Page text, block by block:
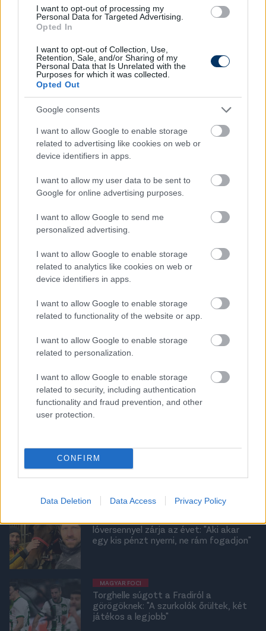
I want to opt-out of processing my
Personal Data for Targeted Advertising.
Opted In
I want to opt-out of Collection, Use,
Retention, Sale, and/or Sharing of my
Personal Data that Is Unrelated with the
Purposes for which it was collected.
Opted Out
Google consents
I want to allow Google to enable storage
related to advertising like cookies on web or
device identifiers in apps.
I want to allow my user data to be sent to
Google for online advertising purposes.
I want to allow Google to send me
personalized advertising.
I want to allow Google to enable storage
related to analytics like cookies on web or
device identifiers in apps.
I want to allow Google to enable storage
related to functionality of the website or app.
I want to allow Google to enable storage
related to personalization.
I want to allow Google to enable storage
related to security, including authentication
functionality and fraud prevention, and other
user protection.
CONFIRM
Data Deletion Data Access Privacy Policy
helyszíni beszámoló
OLDALHÁLÓ - CSAKFOCI LIGHT
Torghelle a Sztárbox után újabb
műsorban tűnik fel, a német
K.O.: Torghelle egy menet alatt 3-szor
padlóztatta ellenfelét, így lett a
Sztárbox királya - videó
Torghelle ma sem ismer kegyelmet: Egy
menet alatt ripityára verte Shane
Tusupot - videó
OLDALHÁLÓ - CSAKFOCI LIGHT
ringbe száll a volt válogatott támadó
NB I
volt NB I-es játékosokat irányít majd
Sztárboxban a volt magyar
válogatott labdarúgó
OLDALHÁLÓ - CSAKFOCI LIGHT
lóversennyel zárja az évet: "Aki akar
egy kis pénzt nyerni, ne rám fogadjon"
MAGYAR FOCI
Torghelle súgott a Fradiról a
görögöknek: "A szurkolók őrültek, két
játékos a legjobb"